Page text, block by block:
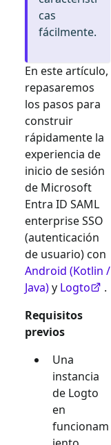
cas
fácilmente.
En este artículo,
repasaremos
los pasos para
construir
rápidamente la
experiencia de
inicio de sesión
de Microsoft
Entra ID SAML
enterprise SSO
(autenticación
de usuario) con
Android (Kotlin /
Java)y Logto
.
Requisitos
previos
Una
instancia
de Logto
en
funcionam